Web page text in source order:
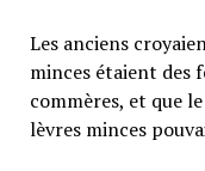
Les anciens
minces étaient des
commères, et que
lèvres minces